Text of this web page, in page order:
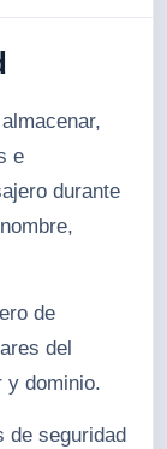
e
durante
de
del
y dominio.
de seguridad